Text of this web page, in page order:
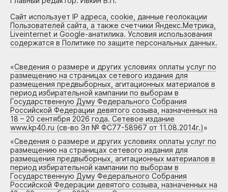
Сайт использует IP адреса, cookie, данные геолокации
Пользователей сайта, а также счетчики Яндекс.Метрика,
Liveinternet и Google-анатилика. Условия использования
содержатся в Политике по защите персональных данных.
«Сведения о размере и других условиях оплаты услуг по
размещению на страницах сетевого издания для
размещения предвыборных, агитационных материалов в
период избирательной кампании по выборам в
Государственную Думу Федерального Собрания
Российской Федерации девятого созыва, назначенных на
18 – 20 сентября 2026 года. Сетевое издание
www.kp40.ru (св-во Эл № ФС77-58967 от 11.08.2014г.)»
«Сведения о размере и других условиях оплаты услуг по
размещению на страницах сетевого издания для
размещения предвыборных, агитационных материалов в
период избирательной кампании по выборам в
Государственную Думу Федерального Собрания
Российской Федерации девятого созыва, назначенных на